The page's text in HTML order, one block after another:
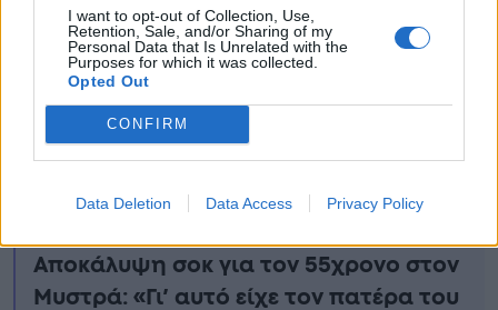
I want to opt-out of Collection, Use,
Retention, Sale, and/or Sharing of my
Personal Data that Is Unrelated with the
Purposes for which it was collected.
Opted Out
CONFIRM
Data Deletion Data Access Privacy Policy
Πως φεύγει το κακό μάτι: Η ευχή του
Μεγάλου Βασιλείου για τη Βασκανία
και τη γλωσσοφαγιά
3 μήνες μετά τον θάνατό της: Ο
πατέpας της δεν άντεξε και το
δυστυxώς ήταν…»
Αποκάλυψη σοκ για τον 55χρονο στον
Μυστρά: «Γι’ αυτό είχε τον πατέρα του